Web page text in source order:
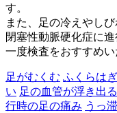
す。
また、足の冷えやし
閉塞性動脈硬化症に
一度検査をおすすめい
足がむくむ ふくらは
い 足の血管が浮き出る
行時の足の痛み うっ